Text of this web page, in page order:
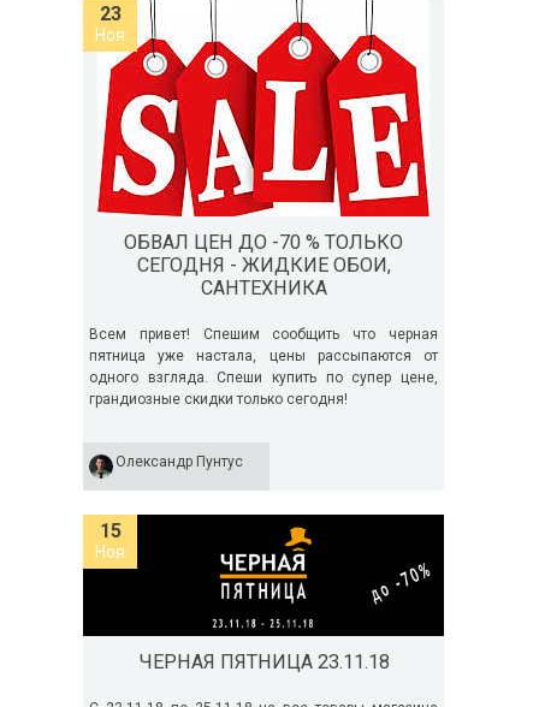
23
Ноя
ОБВАЛ ЦЕН ДО -70 % ТОЛЬКО
СЕГОДНЯ - ЖИДКИЕ ОБОИ,
САНТЕХНИКА
Всем привет! Спешим сообщить что черная
пятница уже настала, цены рассыпаются от
одного взгляда. Спеши купить по супер цене,
грандиозные скидки только сегодня!
Олександр Пунтус
15
Ноя
ЧЕРНАЯ ПЯТНИЦА 23.11.18